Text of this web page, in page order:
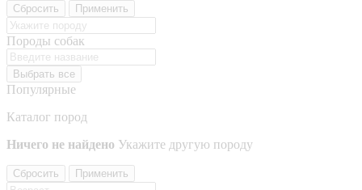
Сбросить Применить
Породы собак
Выбрать все
Популярные
Каталог пород
Ничего не найдено Укажите другую породу
Сбросить Применить